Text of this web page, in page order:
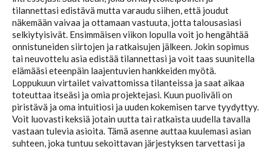
Horoskooppimerkit
Viikkohoroskooppi
Kuukausihoroskooppi
tilannettasi edistävä mutta varaudu siihen, että joudut
näkemään vaivaa ja ottamaan vastuuta, jotta talousasiasi
selkiytyisivät. Ensimmäisen viikon lopulla voit jo hengähtää
onnistuneiden siirtojen ja ratkaisujen jälkeen. Jokin sopimus
tai neuvottelu asia edistää tilannettasi ja voit taas suunitella
elämääsi eteenpäin laajentuvien hankkeiden myötä.
Loppukuun virtailet vaivattomissa tilanteissa ja saat aikaa
toteuttaa itseäsi ja omia projektejasi. Kuun puoliväli on
piristävä ja oma intuitiosi ja uuden kokemisen tarve tyydyttyy.
Voit luovasti keksiä jotain uutta tai ratkaista uudella tavalla
vastaan tulevia asioita. Tämä asenne auttaa kuulemasi asian
suhteen, joka tuntuu sekoittavan järjestyksen tarvettasi ja